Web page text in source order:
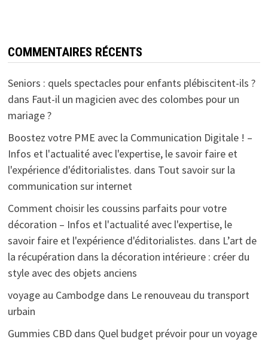
COMMENTAIRES RÉCENTS
Seniors : quels spectacles pour enfants plébiscitent-ils ?
dans Faut-il un magicien avec des colombes pour un
mariage ?
Boostez votre PME avec la Communication Digitale ! –
Infos et l'actualité avec l'expertise, le savoir faire et
l'expérience d'éditorialistes. dans Tout savoir sur la
communication sur internet
Comment choisir les coussins parfaits pour votre
décoration – Infos et l'actualité avec l'expertise, le
savoir faire et l'expérience d'éditorialistes. dans L’art de
la récupération dans la décoration intérieure : créer du
style avec des objets anciens
voyage au Cambodgedans Le renouveau du transport
urbain
Gummies CBDdans Quel budget prévoir pour un voyage